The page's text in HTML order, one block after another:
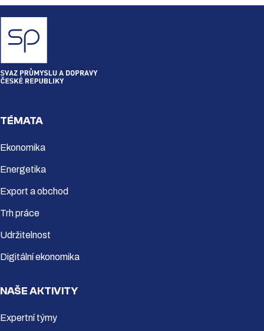
TÉMATA
Ekonomika
Energetika
Export a obchod
Trh práce
Udržitelnost
Digitální ekonomika
NAŠE AKTIVITY
Expertní týmy